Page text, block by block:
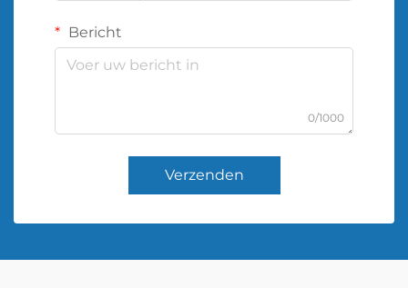
Bericht
0/1000
Verzenden